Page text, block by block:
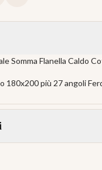
Somma Flanella Caldo
180x200 più 27 angoli